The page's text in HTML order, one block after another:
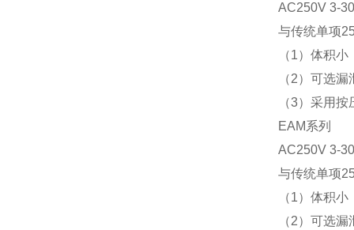
AC250V 3-
与传统单项
（1）体积小
（2）可选漏
（3）采用
EAM系列
AC250V 3-
与传统单项
（1）体积小
（2）可选漏